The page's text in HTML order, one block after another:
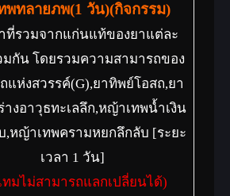
พทลายภพ(1 วัน)(กิจกรรม)
ที่รวมจากแก่นแท้ของยาแต่ละ
กัน โดยรวมความสามารถของ
แห่งสวรรค์(G),ยาทิพย์โอสถ,ยา
างอาวุธทะเลลึก,หญ้าเทพน้ำเงิน
,หญ้าเทพครามหยกลึกลับ [ระยะ
เวลา 1 วัน]
ทมไม่สามารถแลกเปลี่ยนได้)